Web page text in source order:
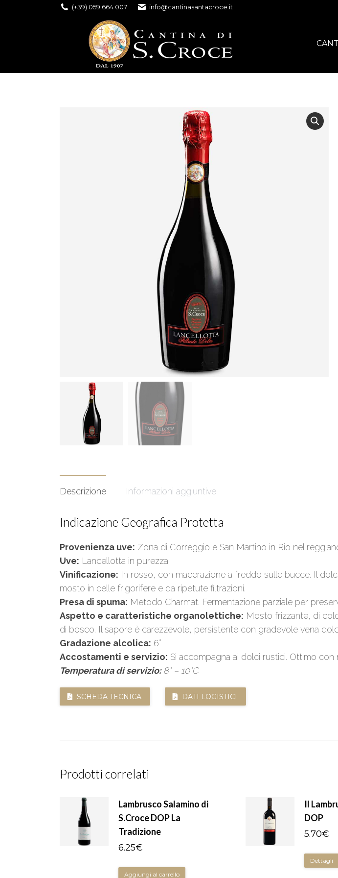
(+39) 059 664 007 info@cantinasantacroce.it
Descrizione Informazioni aggiuntive
Indicazione Geografica Protetta
Provenienza uve: Zona di Correggio e San Martino in Rio nel
Uve: Lancellotta in purezza
Vinificazione: In rosso, con macerazione a freddo sulle bucce. Il
mosto in celle frigorifere e da ripetute filtrazioni.
Presa di spuma: Metodo Charmat. Fermentazione parziale per
Aspetto e caratteristiche organolettiche: Mosto frizzante, di
di bosco. Il sapore è carezzevole, persistente con gradevole vena
Gradazione alcolica: 6°
Accostamenti e servizio: Si accompagna ai dolci rustici. Ottimo
Temperatura di servizio:8° – 10°C
SCHEDA TECNICA DATI LOGISTICI
Prodotti correlati
Lambrusco Salamino di
S.Croce DOP La
Tradizione
6.25€
Aggiungi al carrello
Il
DOP
5.70€
Dettagli